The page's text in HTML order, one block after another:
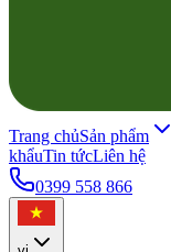
Trang chủSản phẩm
khẩuTin tứcLiên hệ
0399 558 866